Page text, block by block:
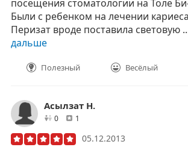
посещения стоматологии на Толе
Были с ребенком на лечении
Перизат вроде поставила световую
дальше
Полезный Весёлый
Асылзат Н.
0друзей1
05.12.2013